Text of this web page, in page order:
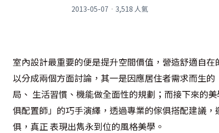
2013-05-07 · 3,518 人氣
室內設計最重要的便是提升空間價值，營造舒適自
以分成兩個方面討論，其一是因應居住者需求而生
局、 生活習慣、機能做全面性的規劃；而接下來的
俱配置師」的巧手演繹，透過專業的傢俱搭配建議
俱，真正 表現出雋永到位的風格美學。